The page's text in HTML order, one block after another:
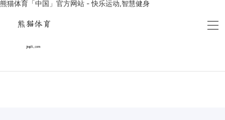
熊猫体育「中国」官方网站 - 快乐运动,智慧健身